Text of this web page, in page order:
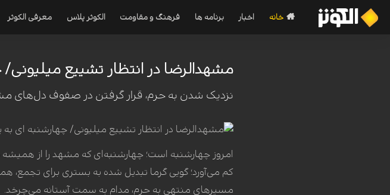
خانه اخبار برنامه ها فرهنگ و مقاومت الکوثر پلاس معرفی الکوثر
مشهدالرضا در انتظار تشییع میلیونی/
نزدیک شدن به حرم، قرار گرفتن در صفوف دل‌های
امروز چهارشنبه است؛ چهارشنبه‌ای که مشهد را از
کم می‌آورد؛ گویی گرما تبدیل شده به بستری برای تجمع،
مسیرهای منتهی به حرم، مدام به سمت آستانه می‌چرخد.